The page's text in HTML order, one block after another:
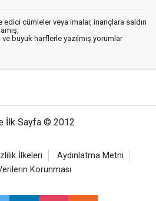
cümleler veya imalar, inançlara saldırı
büyük harflerle yazılmış yorumlar
İlk Sayfa © 2012
İlkeleri
Aydınlatma Metni
Korunması